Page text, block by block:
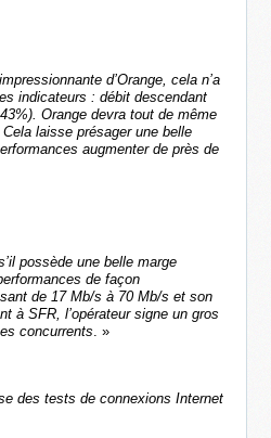
d’Orange, cela n’a
indicateurs : débit descendant
Orange devra tout de même
laisse présager une belle
augmenter de près de
possède une belle marge
de façon
de 17 Mb/s à 70 Mb/s et son
à SFR, l’opérateur signe un gros
concurrents. »
des tests de connexions Internet